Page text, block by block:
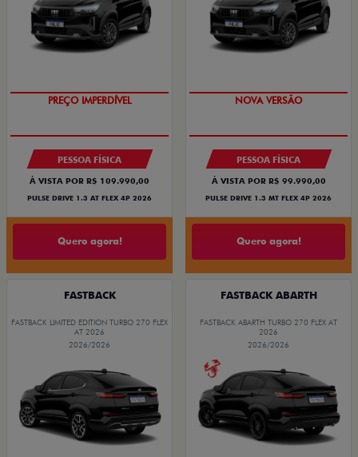
O SUV AUTOMÁTICO MAIS
PESSOA FÍSICA
À VISTA POR R$ 109.990,00
PULSE DRIVE 1.3 AT FLEX 4P 2026
Quero agora!
PREÇO IMPERDÍVEL
PESSOA FÍSICA
À VISTA POR R$ 99.990,00
PULSE DRIVE 1.3 MT FLEX 4P 2026
Quero agora!
FASTBACK
FASTBACK LIMITED EDITION TURBO 270 FLEX
AT 2026
2026/2026
FASTBACK ABARTH
FASTBACK ABARTH TURBO 270 FLEX AT
2026
2026/2026